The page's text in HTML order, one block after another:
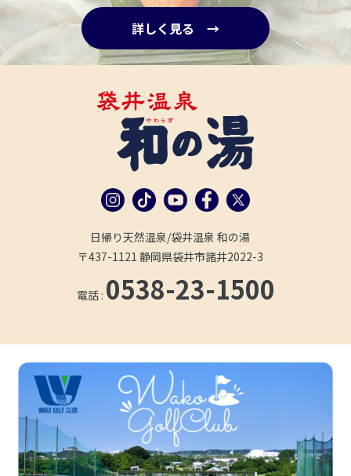
詳しく見る →
日帰り天然温泉/袋井温泉 和の湯
〒437-1121 静岡県袋井市諸井2022-3
電話 : 0538-23-1500